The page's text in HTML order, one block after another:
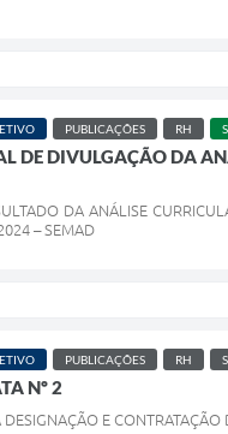
PUBLICAÇÕES RH
DE DIVULGAÇÃO DA
DA ANÁLISE
– SEMAD
PUBLICAÇÕES RH
Nº 2
E